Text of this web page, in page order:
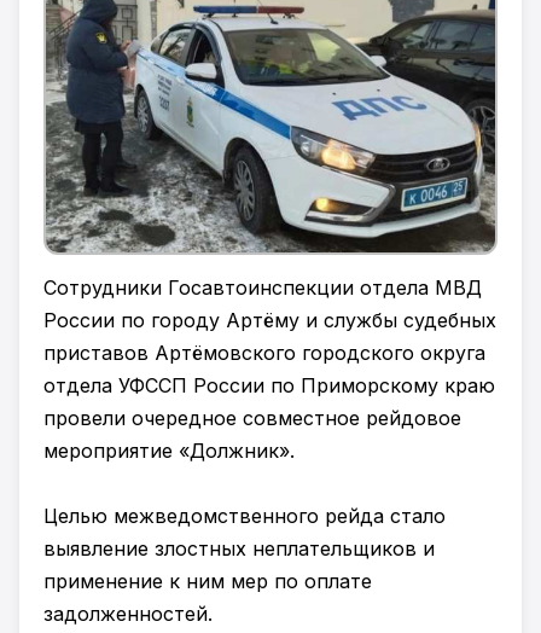
Сотрудники Госавтоинспекции отдела МВД
России по городу Артёму и службы судебных
приставов Артёмовского городского округа
отдела УФССП России по Приморскому краю
провели очередное совместное рейдовое
мероприятие «Должник».
Целью межведомственного рейда стало
выявление злостных неплательщиков и
применение к ним мер по оплате
задолженностей.